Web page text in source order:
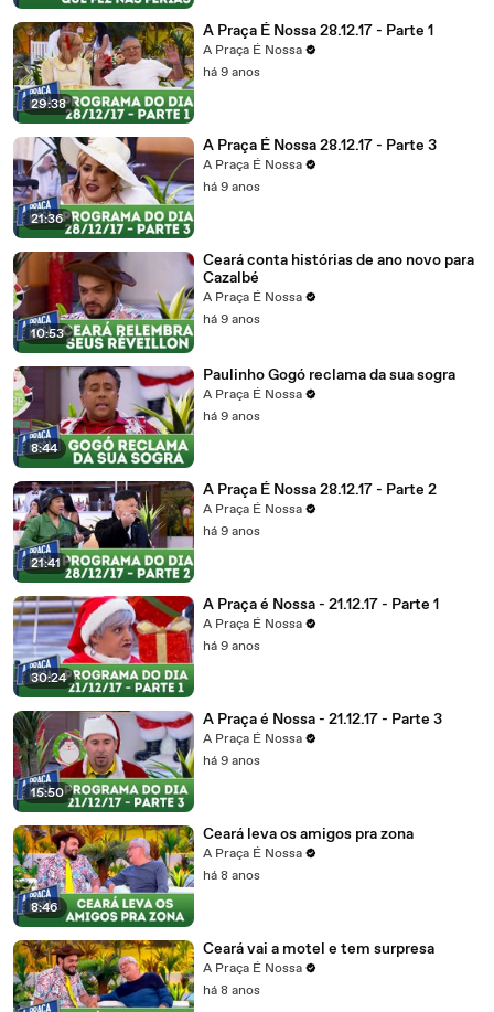
29:38
A Praça É Nossa 28.12.17 - Parte 1
A Praça É Nossa
há 9 anos
21:36
A Praça É Nossa 28.12.17 - Parte 3
A Praça É Nossa
há 9 anos
10:53
Ceará conta histórias de ano novo para
Cazalbé
A Praça É Nossa
há 9 anos
8:44
Paulinho Gogó reclama da sua sogra
A Praça É Nossa
há 9 anos
21:41
A Praça É Nossa 28.12.17 - Parte 2
A Praça É Nossa
há 9 anos
30:24
A Praça é Nossa - 21.12.17 - Parte 1
A Praça É Nossa
há 9 anos
15:50
A Praça é Nossa - 21.12.17 - Parte 3
A Praça É Nossa
há 9 anos
8:46
Ceará leva os amigos pra zona
A Praça É Nossa
há 8 anos
Ceará vai a motel e tem surpresa
A Praça É Nossa
há 8 anos